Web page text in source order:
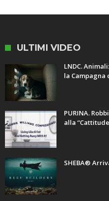
ULTIMI VIDEO
LNDC.
la Campagna
PURINA.
alla
SHEBA®